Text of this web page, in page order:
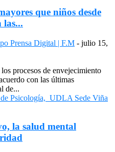
que niños desde
las...
Prensa Digital | F.M - julio 15,
procesos de envejecimiento
con las últimas
de...
la salud mental